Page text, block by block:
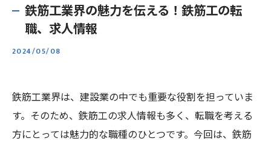
鉄筋工業界の魅力を伝える！鉄筋工の転
職、求人情報
2024/05/08
鉄筋工業界は、建設業の中でも重要な役割を担っていま
す。そのため、鉄筋工の求人情報も多く、転職を考える
方にとっては魅力的な職種のひとつです。今回は、鉄筋